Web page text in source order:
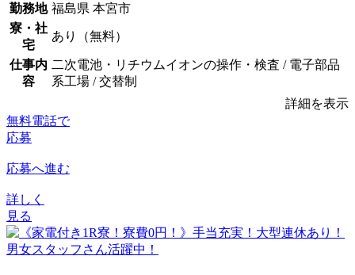
勤務地 福島県 本宮市
寮・社
宅
あり（無料）
仕事内
容
二次電池・リチウムイオンの操作・検査 / 電子部品
系工場 / 交替制
詳細を表示
無料電話で
応募
応募へ進む
詳しく
見る